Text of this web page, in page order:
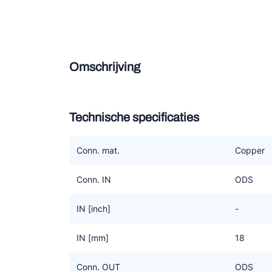
Omschrijving
Technische specificaties
Conn. mat. Copper
Conn. IN ODS
IN [inch] -
IN [mm] 18
Conn. OUT ODS